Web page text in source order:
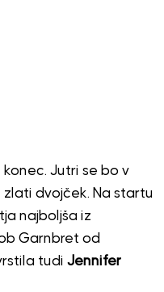
konec. Jutri se bo v
zlati dvojček. Na startu
najboljša iz
Garnbret od
tudi Jennifer